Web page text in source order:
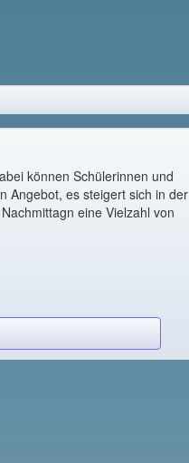
können Schülerinnen und
Angebot, es steigert sich in der
eine Vielzahl von